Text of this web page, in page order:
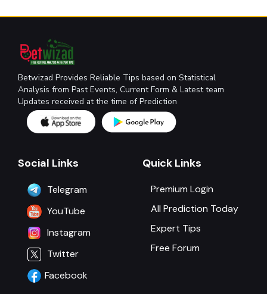
Betwizad Provides Reliable Tips based on Statistical
Analysis from Past Events, Current Form & Latest team
Updates received at the time of Prediction
Social Links
Telegram
YouTube
Instagram
Twitter
Facebook
Quick Links
Premium Login
All Prediction Today
Expert Tips
Free Forum